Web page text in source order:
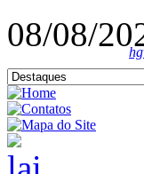
08/08/